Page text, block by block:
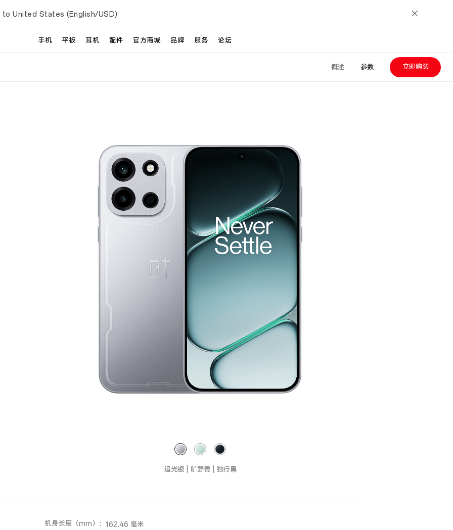
to United States (English/USD)
手机 平板 耳机 配件 官方商城 品牌 服务 论坛
立即购买
参数
概述
追光银 | 旷野青 | 独行黑
机身长度（mm） ： 162.46 毫米